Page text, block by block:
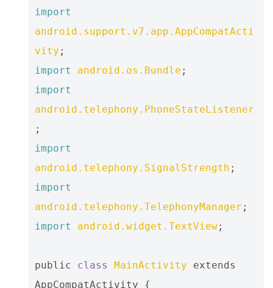
import
android.support.v7.app.AppCompatActi
vity ;
import
android.os.Bundle ;
import
android.telephony.PhoneStateListener
;
import
android.telephony.SignalStrength ;
import
android.telephony.TelephonyManager ;
import
android.widget.TextView;
public class MainActivity
extends
AppCompatActivity
{